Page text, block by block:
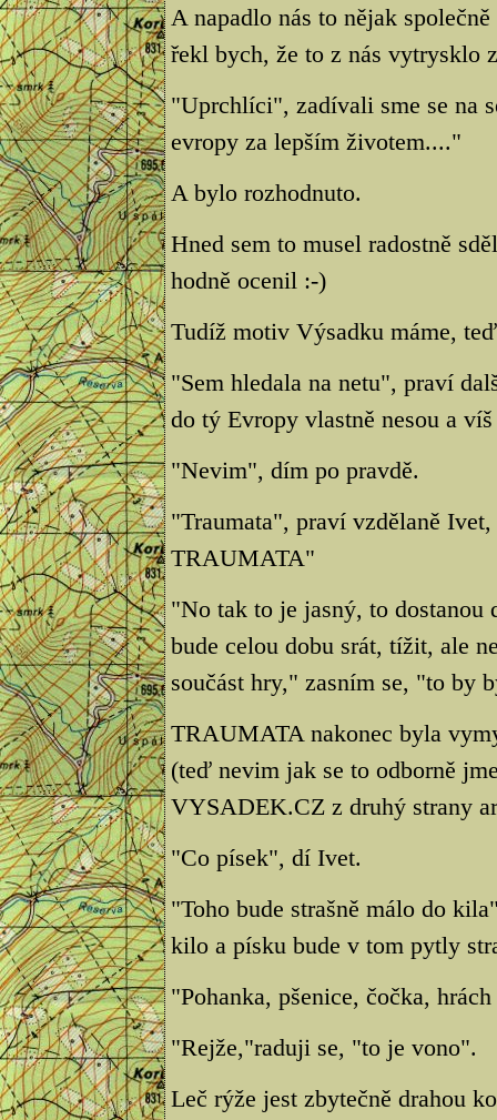
A napadlo nás to nějak
řekl bych, že to z nás vytrysklo
"Uprchlíci", zadívali sme se na
evropy za lepším životem...."
A bylo rozhodnuto.
Hned sem to musel radostně
hodně ocenil :-)
Tudíž motiv Výsadku máme,
"Sem hledala na netu", praví
do tý Evropy vlastně nesou a
"Nevim", dím po pravdě.
"Traumata", praví vzdělaně
TRAUMATA"
"No tak to je jasný, to dostanou
bude celou dobu srát, tížit, ale
součást hry," zasním se, "to by
TRAUMATA nakonec byla
(teď nevim jak se to odborně
VYSADEK.CZ z druhý strany
"Co písek", dí Ivet.
"Toho bude strašně málo do
kilo a písku bude v tom pytly
"Pohanka, pšenice, čočka,
"Rejže,"raduji se, "to je vono".
Leč rýže jest zbytečně drahou